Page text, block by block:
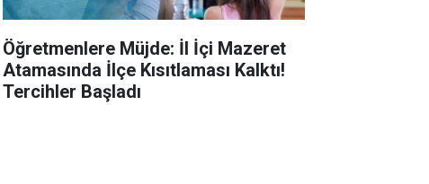
Öğretmenlere Müjde: İl İçi Mazeret
Atamasında İlçe Kısıtlaması Kalktı!
Tercihler Başladı